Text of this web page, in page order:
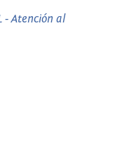
- Atención al